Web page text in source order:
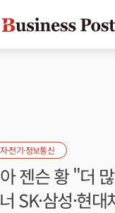
·전기·정보통신
젠슨 황 "더
SK·삼성·현대